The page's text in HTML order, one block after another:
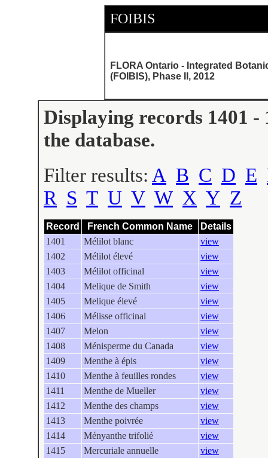
FOIBIS
FLORA Ontario - Integrated
(FOIBIS), Phase II, 2012
Displaying records 1401
the database.
Filter results: A B C D E
R S T U V W X Y Z
Record French Common Name
Details
1401
Mélilot blanc
view
1402
Mélilot élevé
view
1403
Mélilot officinal
view
1404
Melique de Smith
view
1405
Melique élevé
view
1406
Mélisse officinal
view
1407
Melon
view
1408
Ménisperme du Canada
view
1409
Menthe à épis
view
1410
Menthe à feuilles rondes
view
1411
Menthe de Mueller
view
1412
Menthe des champs
view
1413
Menthe poivrée
view
1414
Ményanthe trifolié
view
1415
Mercuriale annuelle
view